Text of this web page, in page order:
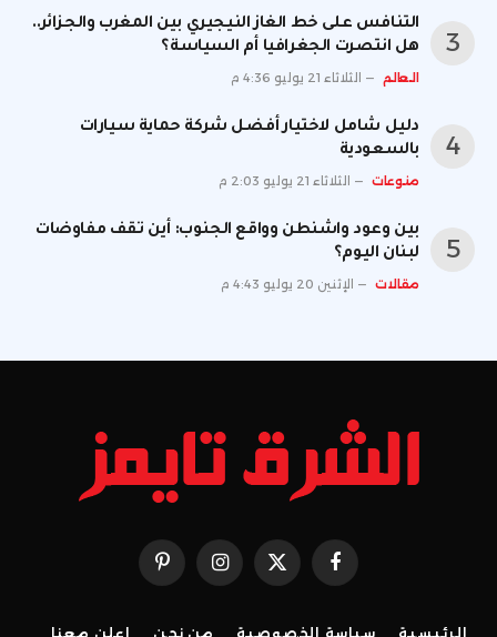
التنافس على خط الغاز النيجيري بين المغرب والجزائر..
هل انتصرت الجغرافيا أم السياسة؟
العالم الثلاثاء 21 يوليو 4:36 م
دليل شامل لاختيار أفضل شركة حماية سيارات
بالسعودية
منوعات الثلاثاء 21 يوليو 2:03 م
بين وعود واشنطن وواقع الجنوب: أين تقف مفاوضات
لبنان اليوم؟
مقالات الإثنين 20 يوليو 4:43 م
فيسبوك X
(Twitter)
الانستغرامبينتيريست
الرئيسية سياسة الخصوصية من نحن إعلن معنا